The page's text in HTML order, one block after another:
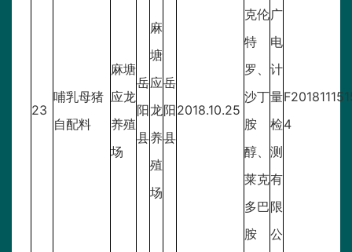
23
哺乳母猪
自配料
麻塘
应龙
养殖
场
岳
阳
县
麻
塘
应
龙
养
殖
场
岳
阳
县
2018.10.25
克伦
特
罗、
沙丁
胺
醇、
莱克
多巴
胺
广
电
计
量
检
测
有
限
公
4